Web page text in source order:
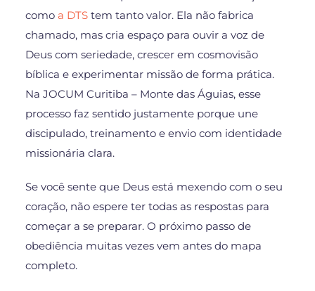
como a DTStem tanto valor. Ela não fabrica
chamado, mas cria espaço para ouvir a voz de
Deus com seriedade, crescer em cosmovisão
bíblica e experimentar missão de forma prática.
Na JOCUM Curitiba – Monte das Águias, esse
processo faz sentido justamente porque une
discipulado, treinamento e envio com identidade
missionária clara.
Se você sente que Deus está mexendo com o seu
coração, não espere ter todas as respostas para
começar a se preparar. O próximo passo de
obediência muitas vezes vem antes do mapa
completo.